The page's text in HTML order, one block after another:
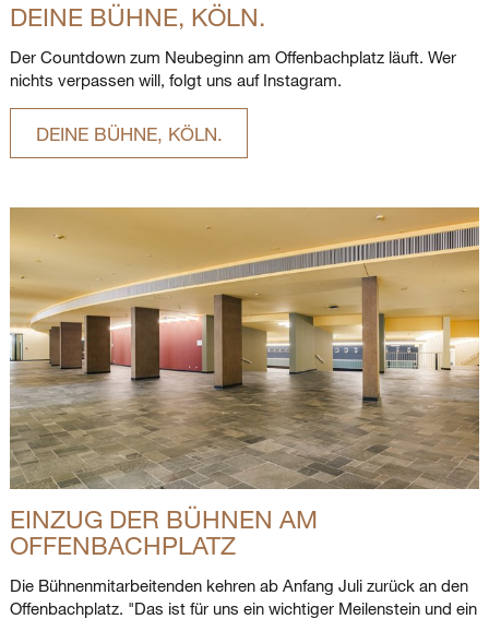
DEINE BÜHNE, KÖLN.
Der Countdown zum Neubeginn am Offenbachplatz läuft. Wer
nichts verpassen will, folgt uns auf Instagram.
DEINE BÜHNE, KÖLN.
EINZUG DER BÜHNEN AM
OFFENBACHPLATZ
Die Bühnenmitarbeitenden kehren ab Anfang Juli zurück an den
Offenbachplatz. "Das ist für uns ein wichtiger Meilenstein und ein